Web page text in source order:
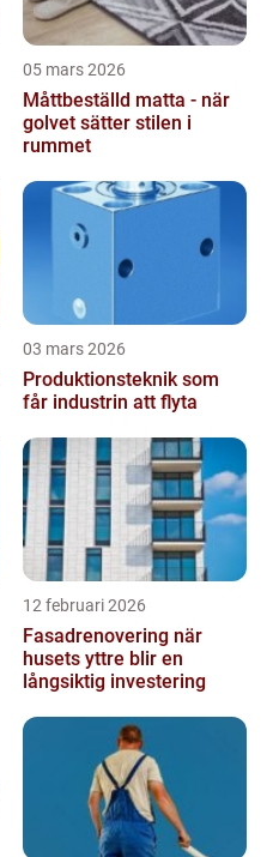
05 mars 2026
Måttbeställd matta - när
golvet sätter stilen i
rummet
03 mars 2026
Produktionsteknik som
får industrin att flyta
12 februari 2026
Fasadrenovering när
husets yttre blir en
långsiktig investering